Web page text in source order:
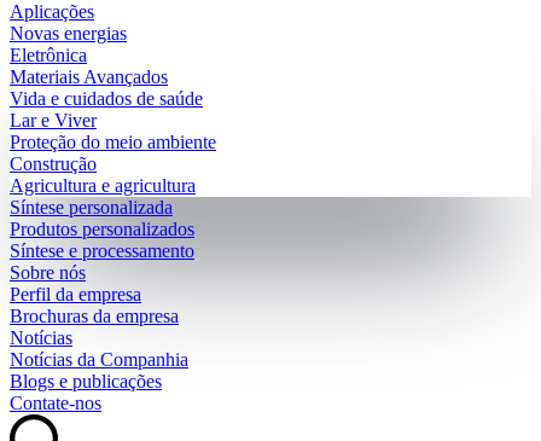
Aplicações
Novas energias
Eletrônica
Materiais Avançados
Vida e cuidados de saúde
Lar e Viver
Proteção do meio ambiente
Construção
Agricultura e agricultura
Síntese personalizada
Produtos personalizados
Síntese e processamento
Sobre nós
Perfil da empresa
Brochuras da empresa
Notícias
Notícias da Companhia
Blogs e publicações
Contate-nos